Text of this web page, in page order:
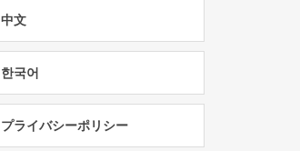
中文
한국어
プライバシーポリシー